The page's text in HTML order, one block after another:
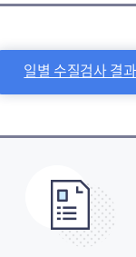
일별 수질검사 결과